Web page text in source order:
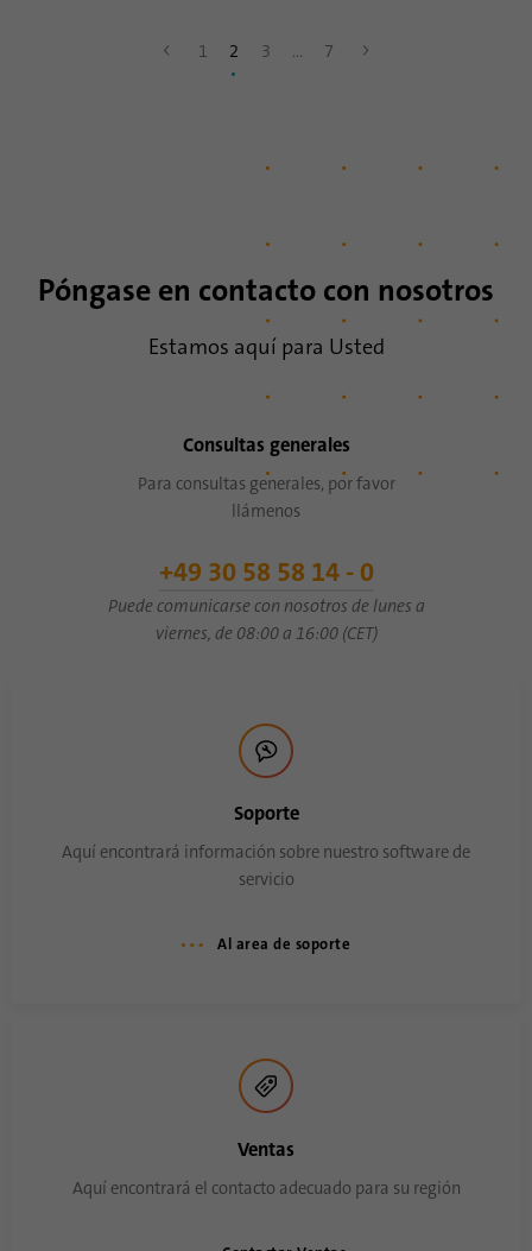
1 2 3 ... 7
Póngase en contacto con nosotros
Estamos aquí para Usted
Consultas generales
Para consultas generales, por favor
llámenos
+49 30 58 58 14 - 0
Puede comunicarse con nosotros de lunes a
viernes, de 08:00 a 16:00 (CET)
Soporte
Aquí encontrará información sobre nuestro software de
servicio
Al area de soporte
Ventas
Aquí encontrará el contacto adecuado para su región